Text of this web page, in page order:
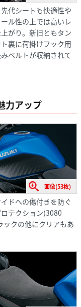
先代シートも快適性や
ル性の上では高いレ
がり。新旧ともタン
裏に荷掛けフック用
ベルトが収納されて
力アップ
画像(53枚)
ドへの傷付きを防ぐ
テクション(3080
ックの他にクリアもあ